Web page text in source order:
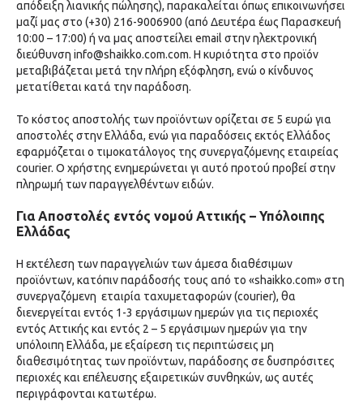
απόδειξη λιανικής πώλησης), παρακαλείται όπως επικοινωνήσει
μαζί μας στο (+30) 216-9006900 (από Δευτέρα έως Παρασκευή
10:00 – 17:00) ή να μας αποστείλει email στην ηλεκτρονική
διεύθυνση info@shaikko.com.com. Η κυριότητα στο προϊόν
μεταβιβάζεται μετά την πλήρη εξόφληση, ενώ ο κίνδυνος
μετατίθεται κατά την παράδοση.
To κόστος αποστολής των προϊόντων ορίζεται σε 5 ευρώ για
αποστολές στην Ελλάδα, ενώ για παραδόσεις εκτός Ελλάδος
εφαρμόζεται ο τιμοκατάλογος της συνεργαζόμενης εταιρείας
courier. Ο χρήστης ενημερώνεται γι αυτό προτού προβεί στην
πληρωμή των παραγγελθέντων ειδών.
Για Αποστολές εντός νομού Αττικής – Υπόλοιπης
Ελλάδας
Η εκτέλεση των παραγγελιών των άμεσα διαθέσιμων
προϊόντων, κατόπιν παράδοσής τους από το «shaikko.com» στη
συνεργαζόμενη εταιρία ταχυμεταφορών (courier), θα
διενεργείται εντός 1-3 εργάσιμων ημερών για τις περιοχές
εντός Αττικής και εντός 2 – 5 εργάσιμων ημερών για την
υπόλοιπη Ελλάδα, με εξαίρεση τις περιπτώσεις μη
διαθεσιμότητας των προϊόντων, παράδοσης σε δυσπρόσιτες
περιοχές και επέλευσης εξαιρετικών συνθηκών, ως αυτές
περιγράφονται κατωτέρω.